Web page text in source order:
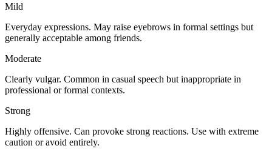
Mild
Everyday expressions. May raise eyebrows in formal settings but
generally acceptable among friends.
Moderate
Clearly vulgar. Common in casual speech but inappropriate in
professional or formal contexts.
Strong
Highly offensive. Can provoke strong reactions. Use with extreme
caution or avoid entirely.